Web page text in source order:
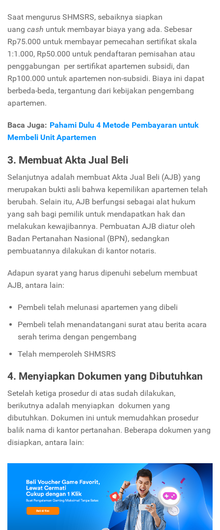
Saat mengurus SHMSRS, sebaiknya siapkan
uang cash untuk membayar biaya yang ada. Sebesar
Rp75.000 untuk membayar pemecahan sertifikat skala
1:1.000, Rp50.000 untuk pendaftaran pemisahan atau
penggabungan per sertifikat apartemen subsidi, dan
Rp100.000 untuk apartemen non-subsidi. Biaya ini dapat
berbeda-beda, tergantung dari kebijakan pengembang
apartemen.
Baca Juga: Pahami Dulu 4 Metode Pembayaran untuk
Membeli Unit Apartemen
3. Membuat Akta Jual Beli
Selanjutnya adalah membuat Akta Jual Beli (AJB) yang
merupakan bukti asli bahwa kepemilikan apartemen telah
berubah. Selain itu, AJB berfungsi sebagai alat hukum
yang sah bagi pemilik untuk mendapatkan hak dan
melakukan kewajibannya. Pembuatan AJB diatur oleh
Badan Pertanahan Nasional (BPN), sedangkan
pembuatannya dilakukan di kantor notaris.
Adapun syarat yang harus dipenuhi sebelum membuat
AJB, antara lain:
Pembeli telah melunasi apartemen yang dibeli
Pembeli telah menandatangani surat atau berita acara
serah terima dengan pengembang
Telah memperoleh SHMSRS
4. Menyiapkan Dokumen yang Dibutuhkan
Setelah ketiga prosedur di atas sudah dilakukan,
berikutnya adalah menyiapkan dokumen yang
dibutuhkan. Dokumen ini untuk memudahkan prosedur
balik nama di kantor pertanahan. Beberapa dokumen yang
disiapkan, antara lain: